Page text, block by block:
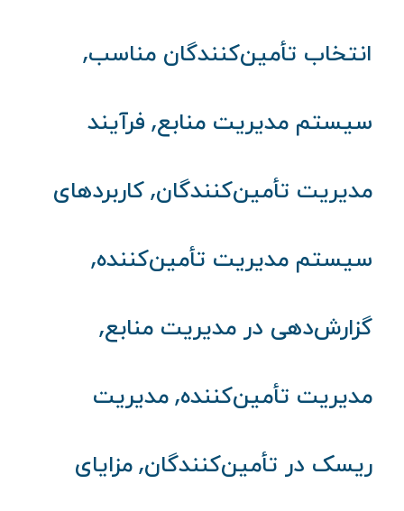
انتخاب تأمین‌کنندگان مناسب,
سیستم مدیریت منابع, فرآیند
مدیریت تأمین‌کنندگان, کاربردهای
سیستم مدیریت تأمین‌کننده,
گزارش‌دهی در مدیریت منابع,
مدیریت تأمین‌کننده, مدیریت
ریسک در تأمین‌کنندگان, مزایای